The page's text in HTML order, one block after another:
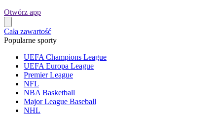
Otwórz app
Cała zawartość
Popularne sporty
UEFA Champions League
UEFA Europa League
Premier League
NFL
NBA Basketball
Major League Baseball
NHL